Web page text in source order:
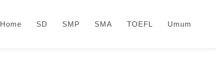
Home SD SMP SMA TOEFL Umum